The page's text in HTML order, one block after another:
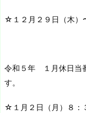
☆１２月２９日（木
令和５年 １月休日当
す。
☆１月２日（月）８：